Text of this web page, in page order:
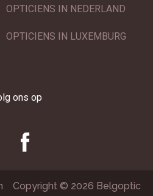
OPTICIENS IN NEDERLAND
OPTICIENS IN LUXEMBURG
ons op
Copyright © 2026 Belgoptic